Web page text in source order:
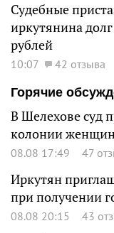
Судебные
иркутянина
рублей
10:07
42 отзыва
Горячие
В Шелехове суд
колонии
08.08 17:49 47
Иркутян
при получении
08.08 20:15 43